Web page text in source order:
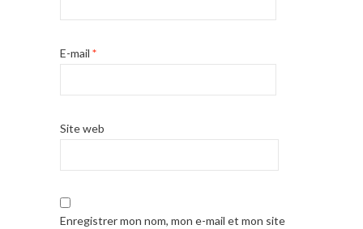
E-mail *
Site web
Enregistrer mon nom, mon e-mail et mon site